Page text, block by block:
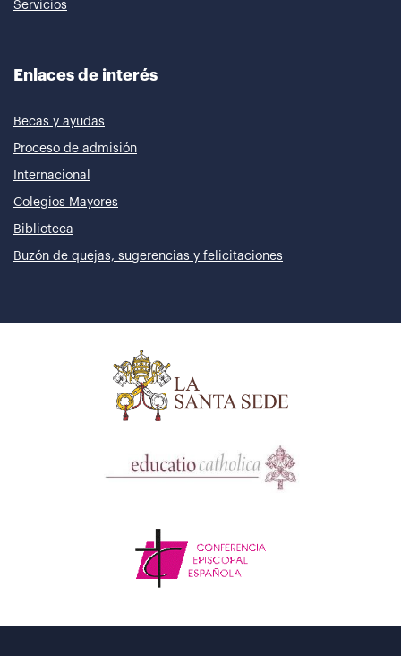
Servicios
Enlaces de interés
Becas y ayudas
Proceso de admisión
Internacional
Colegios Mayores
Biblioteca
Buzón de quejas, sugerencias y felicitaciones